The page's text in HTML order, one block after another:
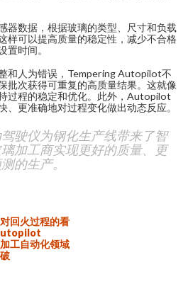
器数据，根据玻璃的类型、尺寸和负载
样可以提高质量的稳定性，减少不合格
置时间。
和人为错误，Tempering Autopilot不
批次获得可重复的高质量结果。这就像
过程的稳定和优化。此外，Autopilot
、更准确地对过程变化做出动态反应。
驶仪为钢化生产线带来了智
加工商实现更好的质量、更
的生产。
回火过程的看
工自动化领域